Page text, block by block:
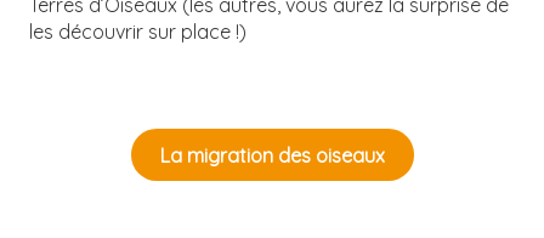
Terres d’Oiseaux (les autres, vous aurez la surprise de
les découvrir sur place !)
La migration des oiseaux